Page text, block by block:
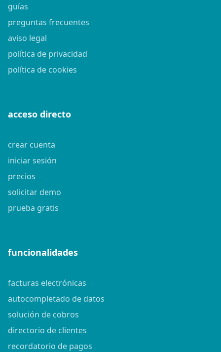
guías
preguntas frecuentes
aviso legal
política de privacidad
política de cookies
acceso directo
crear cuenta
iniciar sesión
precios
solicitar demo
prueba gratis
funcionalidades
facturas electrónicas
autocompletado de datos
solución de cobros
directorio de clientes
recordatorio de pagos